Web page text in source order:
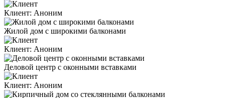
Клиент: Аноним
Жилой дом с широкими балконами
Клиент: Аноним
Деловой центр с оконными вставками
Клиент: Аноним